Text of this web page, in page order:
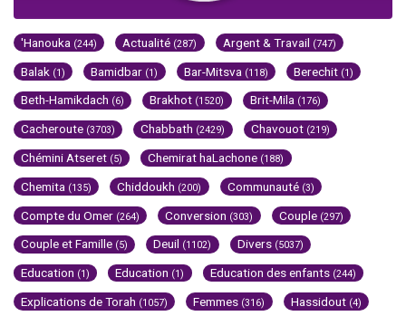
'Hanouka (244) Actualité (287) Argent & Travail (747)
Balak (1) Bamidbar (1) Bar-Mitsva (118) Berechit (1)
Beth-Hamikdach (6) Brakhot (1520) Brit-Mila (176)
Cacheroute (3703) Chabbath (2429) Chavouot (219)
Chémini Atseret (5) Chemirat haLachone (188)
Chemita (135) Chiddoukh (200) Communauté (3)
Compte du Omer (264) Conversion (303) Couple (297)
Couple et Famille (5) Deuil (1102) Divers (5037)
Education (1) Education (1) Education des enfants (244)
Explications de Torah (1057) Femmes (316) Hassidout (4)